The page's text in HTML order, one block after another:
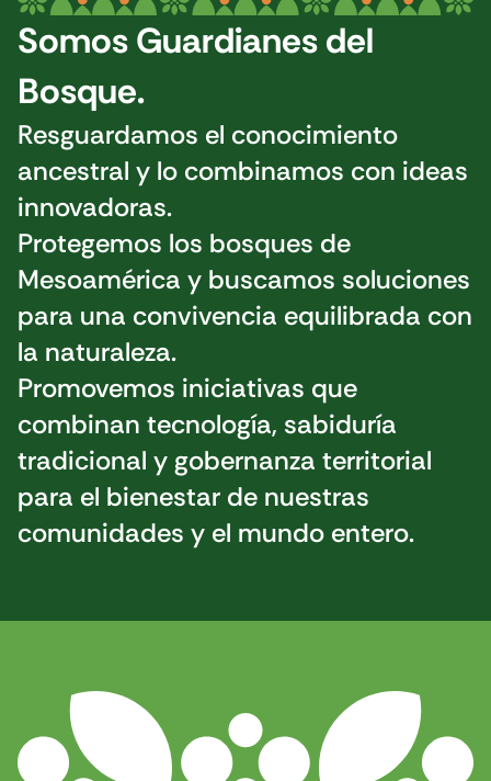
Somos Guardianes del
Bosque.
Resguardamos el conocimiento
ancestral y lo combinamos con ideas
innovadoras.
Protegemos los bosques de
Mesoamérica y buscamos soluciones
para una convivencia equilibrada con
la naturaleza.
Promovemos iniciativas que
combinan tecnología, sabiduría
tradicional y gobernanza territorial
para el bienestar de nuestras
comunidades y el mundo entero.